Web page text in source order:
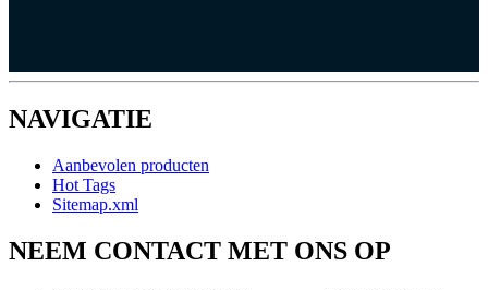
NAVIGATIE
Aanbevolen producten
Hot Tags
Sitemap.xml
NEEM CONTACT MET ONS OP